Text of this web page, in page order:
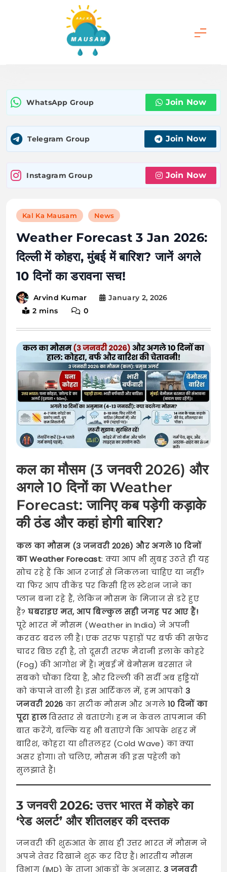
आज का मौसम | कल का
मौसम की जानकारी सबसे
WhatsApp Group Join Now
Telegram Group Join Now
Instagram Group Join Now
Kal Ka Mausam News
Weather Forecast 3 Jan 2026:
दिल्ली में कोहरा, मुंबई में बारिश? जानें अगले
10 दिनों का डरावना सच!
Arvind Kumar
January 2, 2026
2 mins
0
कल का मौसम (3 जनवरी 2026) और
अगले 10 दिनों का Weather
Forecast: जानिए कब पड़ेगी कड़ाके
की ठंड और कहां होगी बारिश?
कल का मौसम (3 जनवरी 2026) और अगले 10 दिनों
का Weather Forecast: क्या आप भी सुबह उठते ही यह
सोच रहे हैं कि आज रजाई से निकलना चाहिए या नहीं?
या फिर आप वीकेंड पर किसी हिल स्टेशन जाने का
प्लान बना रहे हैं, लेकिन मौसम के मिजाज से डरे हुए
हैं?घबराइए मत, आप बिल्कुल सही जगह पर आए हैं!
पूरे भारत में मौसम (Weather in India) ने अपनी
करवट बदल ली है। एक तरफ पहाड़ों पर बर्फ की सफेद
चादर बिछ रही है, तो दूसरी तरफ मैदानी इलाके कोहरे
(Fog) की आगोश में हैं। मुंबई में बेमौसम बरसात ने
सबको चौंका दिया है, और दिल्ली की सर्दी अब हड्डियों
को कंपाने वाली है। इस आर्टिकल में, हम आपको 3
जनवरी 2026 का सटीक मौसम और अगले 10 दिनों का
पूरा हालविस्तार से बताएंगे। हम न केवल तापमान की
बात करेंगे, बल्कि यह भी बताएंगे कि आपके शहर में
बारिश, कोहरा या शीतलहर (Cold Wave) का क्या
असर होगा। तो चलिए, मौसम की इस पहेली को
सुलझाते हैं।
3 जनवरी 2026: उत्तर भारत में कोहरे का
‘रेड अलर्ट’ और शीतलहर की दस्तक
जनवरी की शुरुआत के साथ ही उत्तर भारत में मौसम ने
अपने तेवर दिखाने शुरू कर दिए हैं। भारतीय मौसम
विभाग (IMD) के ताज़ा आंकड़ों के अनुसार, 3 जनवरी